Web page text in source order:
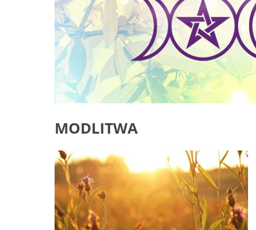
MODLITWA